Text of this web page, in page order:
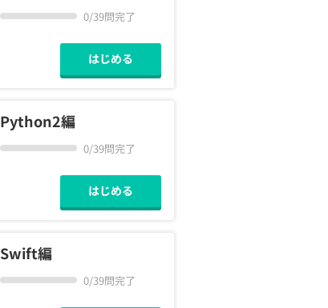
0/39問完了
はじめる
Python2編
0/39問完了
はじめる
Swift編
0/39問完了